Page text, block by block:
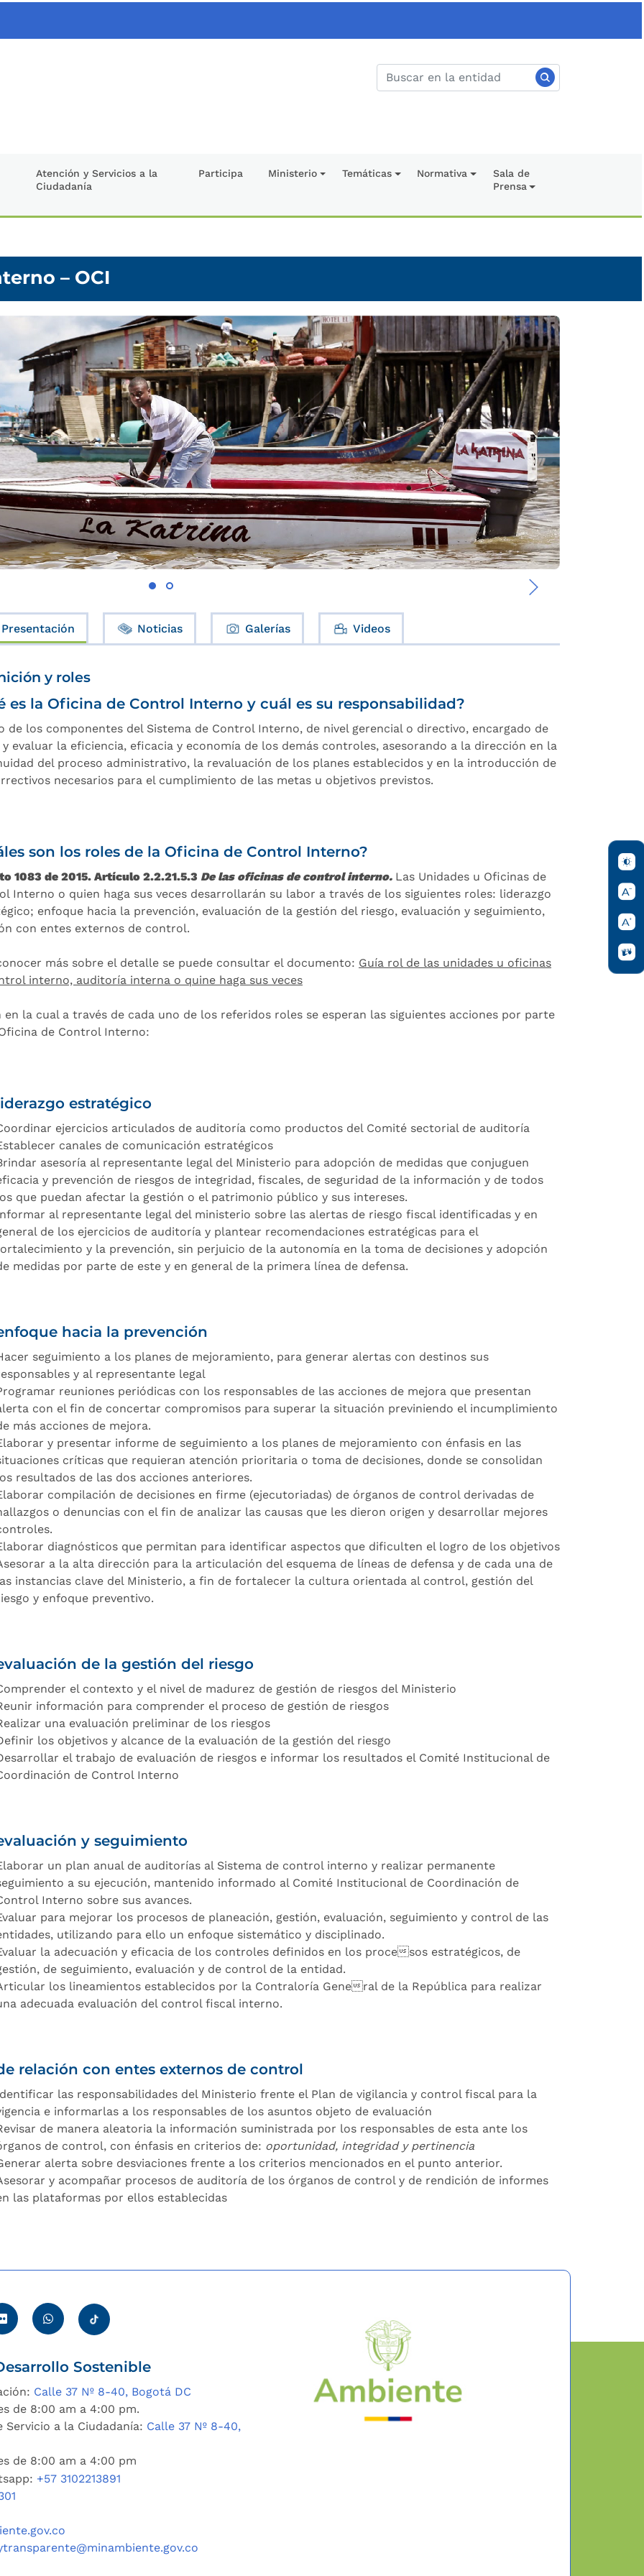
Atención y Servicios a la
Ciudadanía
Participa Ministerio Temáticas Normativa
Sala de
Prensa
– OCI
›
Presentación Noticias Galerías Videos
y roles
es la Oficina de Control Interno y cuál es su responsabilidad?
de los componentes del Sistema de Control Interno, de nivel gerencial o directivo, encargado de
evaluar la eficiencia, eficacia y economía de los demás controles, asesorando a la dirección en la
del proceso administrativo, la revaluación de los planes establecidos y en la introducción de
necesarios para el cumplimiento de las metas u objetivos previstos.
son los roles de la Oficina de Control Interno?
1083 de 2015. Artículo 2.2.21.5.3 De las oficinas de control interno. Las Unidades u Oficinas de
Interno o quien haga sus veces desarrollarán su labor a través de los siguientes roles: liderazgo
enfoque hacia la prevención, evaluación de la gestión del riesgo, evaluación y seguimiento,
con entes externos de control.
más sobre el detalle se puede consultar el documento: Guía rol de las unidades u oficinas
interno, auditoría interna o quine haga sus veces
en la cual a través de cada uno de los referidos roles se esperan las siguientes acciones por parte
de Control Interno:
estratégico
ejercicios articulados de auditoría como productos del Comité sectorial de auditoría
canales de comunicación estratégicos
asesoría al representante legal del Ministerio para adopción de medidas que conjuguen
y prevención de riesgos de integridad, fiscales, de seguridad de la información y de todos
que puedan afectar la gestión o el patrimonio público y sus intereses.
al representante legal del ministerio sobre las alertas de riesgo fiscal identificadas y en
de los ejercicios de auditoría y plantear recomendaciones estratégicas para el
y la prevención, sin perjuicio de la autonomía en la toma de decisiones y adopción
medidas por parte de este y en general de la primera línea de defensa.
hacia la prevención
seguimiento a los planes de mejoramiento, para generar alertas con destinos sus
y al representante legal
reuniones periódicas con los responsables de las acciones de mejora que presentan
con el fin de concertar compromisos para superar la situación previniendo el incumplimiento
más acciones de mejora.
y presentar informe de seguimiento a los planes de mejoramiento con énfasis en las
críticas que requieran atención prioritaria o toma de decisiones, donde se consolidan
resultados de las dos acciones anteriores.
compilación de decisiones en firme (ejecutoriadas) de órganos de control derivadas de
o denuncias con el fin de analizar las causas que les dieron origen y desarrollar mejores
diagnósticos que permitan para identificar aspectos que dificulten el logro de los objetivos
a la alta dirección para la articulación del esquema de líneas de defensa y de cada una de
instancias clave del Ministerio, a fin de fortalecer la cultura orientada al control, gestión del
y enfoque preventivo.
de la gestión del riesgo
el contexto y el nivel de madurez de gestión de riesgos del Ministerio
información para comprender el proceso de gestión de riesgos
una evaluación preliminar de los riesgos
los objetivos y alcance de la evaluación de la gestión del riesgo
el trabajo de evaluación de riesgos e informar los resultados el Comité Institucional de
de Control Interno
y seguimiento
un plan anual de auditorías al Sistema de control interno y realizar permanente
a su ejecución, mantenido informado al Comité Institucional de Coordinación de
Interno sobre sus avances.
para mejorar los procesos de planeación, gestión, evaluación, seguimiento y control de las
utilizando para ello un enfoque sistemático y disciplinado.
la adecuación y eficacia de los controles definidos en los procesos estratégicos, de
de seguimiento, evaluación y de control de la entidad.
los lineamientos establecidos por la Contraloría General de la República para realizar
adecuada evaluación del control fiscal interno.
relación con entes externos de control
las responsabilidades del Ministerio frente el Plan de vigilancia y control fiscal para la
e informarlas a los responsables de los asuntos objeto de evaluación
de manera aleatoria la información suministrada por los responsables de esta ante los
de control, con énfasis en criterios de: oportunidad, integridad y pertinencia
alerta sobre desviaciones frente a los criterios mencionados en el punto anterior.
y acompañar procesos de auditoría de los órganos de control y de rendición de informes
las plataformas por ellos establecidas
Sostenible
Calle 37 Nº 8-40, Bogotá DC
de 8:00 am a 4:00 pm.
a la Ciudadanía: Calle 37 Nº 8-40,
de 8:00 am a 4:00 pm
+57 3102213891